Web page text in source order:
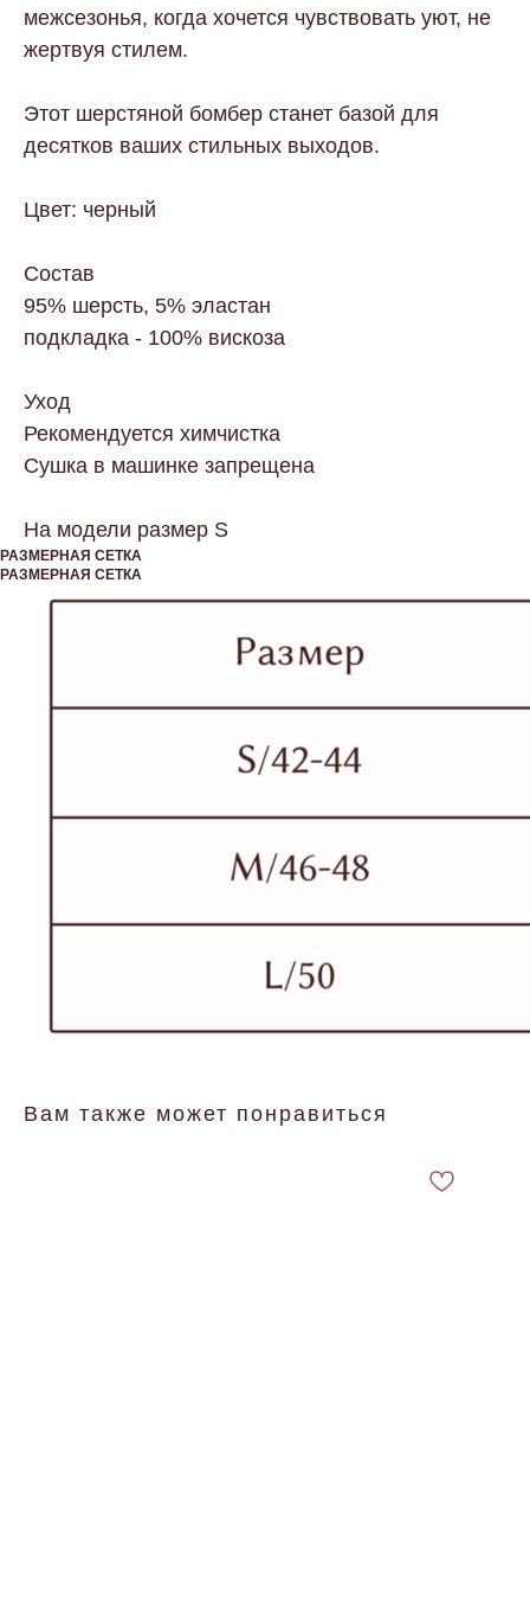
межсезонья, когда хочется чувствовать уют, не
жертвуя стилем.
Этот шерстяной бомбер станет базой для
десятков ваших стильных выходов.
Цвет: черный
Состав
95% шерсть, 5% эластан
подкладка - 100% вискоза
Уход
Рекомендуется химчистка
Сушка в машинке запрещена
На модели размер S
РАЗМЕРНАЯ СЕТКА
РАЗМЕРНАЯ СЕТКА
Вам также может понравиться